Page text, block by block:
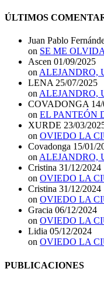
ÚLTIMOS
Juan Pablo
on SE ME
Ascen 01/09/2025
on ALEJANDRO,
LENA 25/07/2025
on ALEJANDRO,
COVADONGA
on EL PANTEÓN
XURDE 23/03/
on OVIEDO LA
Covadonga 15/01/
on ALEJANDRO,
Cristina 31/12/2024
on OVIEDO LA
Cristina 31/12/2024
on OVIEDO LA
Gracia 06/12/2024
on OVIEDO LA
Lidia 05/12/2024
on OVIEDO LA
PUBLICACIONES